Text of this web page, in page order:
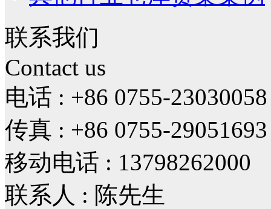
联系我们
Contact us
电话 : +86 0755-23030058
传真 : +86 0755-29051693
移动电话 : 13798262000
联系人 : 陈先生